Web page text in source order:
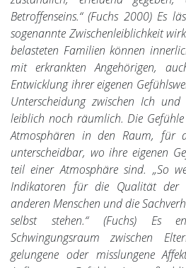
Betroffenseins.“(Fuchs 2000) Es
sogenannte Zwischenleiblichkeit
belasteten Familien können
mit erkrankten Angehörigen,
Entwicklung ihrer eigenen
Unterscheidung zwischen Ich
leiblich noch räumlich. Die
Atmosphären in den Raum, für
unterscheidbar, wo ihre eigenen
teil einer Atmosphäre sind. „So
Indikatoren für die Qualität der
anderen Menschen und die
selbst stehen.“ (Fuchs) Es
Schwingungsraum zwischen
gelungene oder misslungene